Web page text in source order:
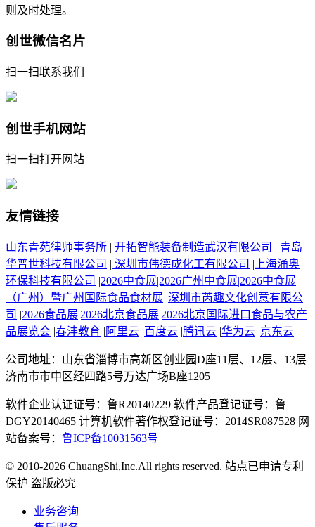
则及时处理。
创世微信名片
扫一扫联系我们
创世手机网站
扫一扫打开网站
友情链接
山东青苑律师事务所 | 开拓智能装备制造武汉有限公司 | 青岛
华普世科技有限公司 | 深圳市伟德成化工有限公司 | 上海涌奥
环保科技有限公司 |2026中食展|2026广州中食展|2026中食展
（广州）暨广州国际食品食材展 |深圳市芮趣文化创意有限公
司 |2026食品展|2026北京食品展|2026北京国际进口食品与农产
品展览会 |春沣教育 | 阿里云 |百度云 |腾讯云 |华为云 |京东云
公司地址：山东省淄博市高新区创业园D座11层、12层、13层
济南市市中区经四路5号万达广场B座1205
软件企业认证证号：鲁R20140229 软件产品登记证号：鲁
DGY20140465 计算机软件著作权登记证号：2014SR087528 网
站备案号： 鲁ICP备10031563号
© 2010-2026 ChuangShi,Inc.All rights reserved. 站点已申请专利
保护 盗版必究
业务咨询